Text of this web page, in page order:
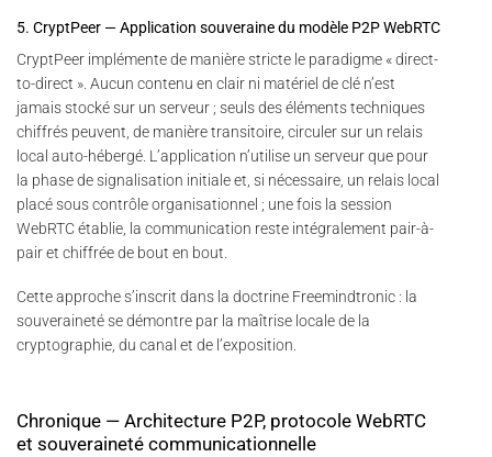
5. CryptPeer — Application souveraine du modèle P2P WebRTC
CryptPeer implémente de manière stricte le paradigme « direct-
to-direct ». Aucun contenu en clair ni matériel de clé n’est
jamais stocké sur un serveur ; seuls des éléments techniques
chiffrés peuvent, de manière transitoire, circuler sur un relais
local auto-hébergé. L’application n’utilise un serveur que pour
la phase de signalisation initiale et, si nécessaire, un relais local
placé sous contrôle organisationnel ; une fois la session
WebRTC établie, la communication reste intégralement pair-à-
pair et chiffrée de bout en bout.
Cette approche s’inscrit dans la doctrine Freemindtronic : la
souveraineté se démontre par la maîtrise locale de la
cryptographie, du canal et de l’exposition.
Chronique — Architecture P2P, protocole WebRTC
et souveraineté communicationnelle